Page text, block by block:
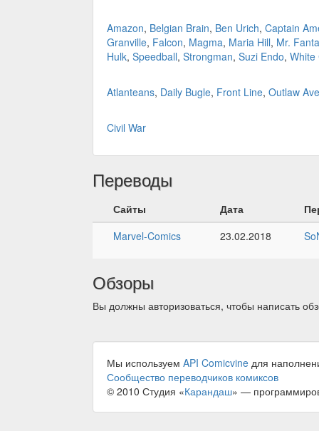
Amazon, Belgian Brain, Ben Urich, Captain
Granville, Falcon, Magma, Maria Hill, Mr.
Hulk, Speedball, Strongman, Suzi Endo, White
Atlanteans, Daily Bugle, Front Line, Outlaw
Civil War
Переводы
Сайты Дата
Marvel-Comics
23.02.2018
Обзоры
Вы должны авторизоваться, чтобы написать
Мы используем API Comicvine для
Сообщество переводчиков комиксов
© 2010 Студия «Карандаш» —